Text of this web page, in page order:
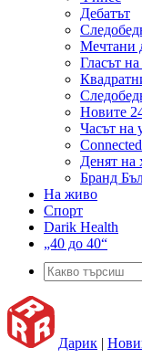
Дебатът
Мечтани
Гласът
Новите
Часът на
Connected
Денят на
Бранд
На живо
Спорт
Darik Health
„40 до 40“
Дарик |